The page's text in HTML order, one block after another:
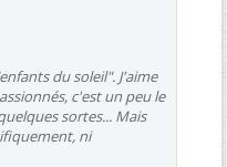
du soleil". J'aime
c'est un peu le
sortes... Mais
ni